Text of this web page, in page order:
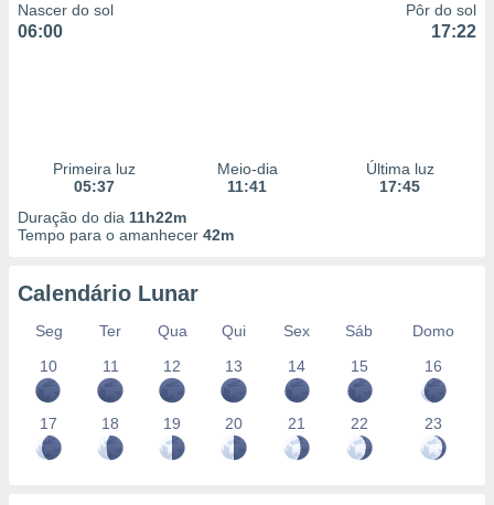
Nascer do sol
06:00
Pôr do sol
17:22
Primeira luz
05:37
Meio-dia
11:41
Última luz
17:45
Duração do dia 11h22m
Tempo para o amanhecer 42m
Calendário Lunar
Seg Ter Qua Qui Sex Sáb
Domo
10
11 12 13 14 15 16
17 18 19 20 21 22 23